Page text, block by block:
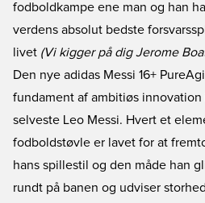
fodboldkampe ene man og han
verdens absolut bedste
livet (Vi kigger på dig Jerome
Den nye adidas Messi 16+
fundament af ambitiøs innovation
selveste Leo Messi. Hvert et
fodboldstøvle er lavet for at
hans spillestil og den måde han
rundt på banen og udviser